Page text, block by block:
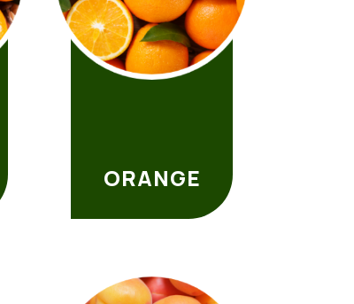
ORANGE